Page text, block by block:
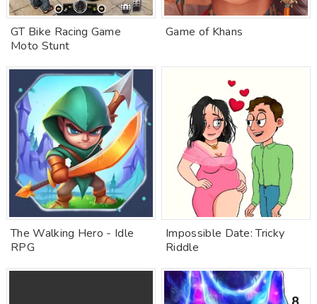
GT Bike Racing Game
Moto Stunt
Game of Khans
The Walking Hero - Idle
RPG
Impossible Date: Tricky
Riddle